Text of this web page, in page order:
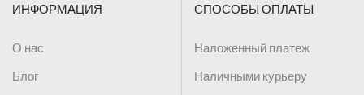
ИНФОРМАЦИЯ
О нас
Блог
СПОСОБЫ ОПЛАТЫ
Наложенный платеж
Наличными курьеру